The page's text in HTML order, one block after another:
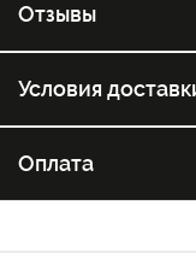
Отзывы
Условия
Оплата